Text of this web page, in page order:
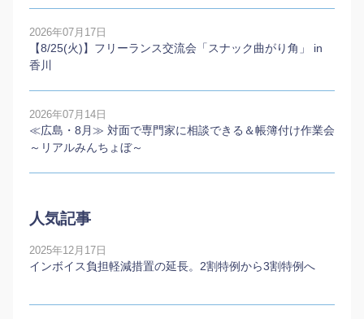
2026年07月17日
【8/25(火)】フリーランス交流会「スナック曲がり角」 in
香川
2026年07月14日
≪広島・8月≫ 対面で専門家に相談できる＆帳簿付け作業会
～リアルみんちょぼ～
人気記事
2025年12月17日
インボイス負担軽減措置の延長。2割特例から3割特例へ